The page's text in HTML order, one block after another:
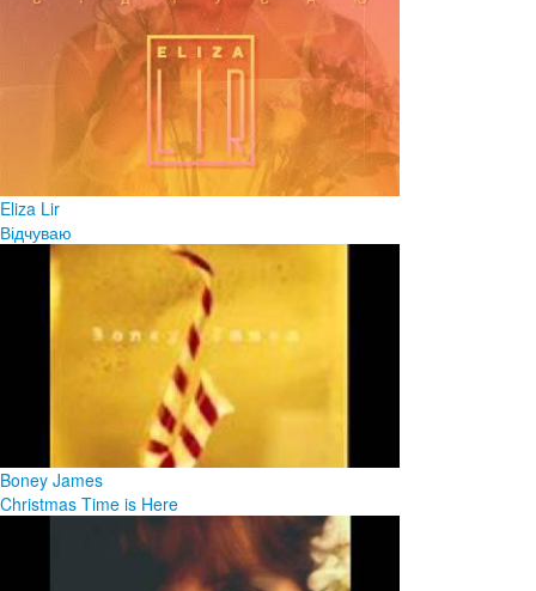
Eliza Lir
Відчуваю
Boney James
Christmas Time is Here